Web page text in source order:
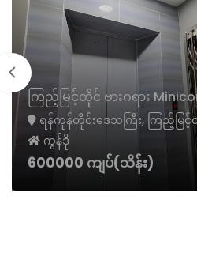
ကြည့်မြင့်တိုင် ဗားဂရား
ရန်ကုန်တိုင်းဒေသကြီး, ကြည့်မြ
ကွန်ဒို
600000 ကျပ်(သိန်း)